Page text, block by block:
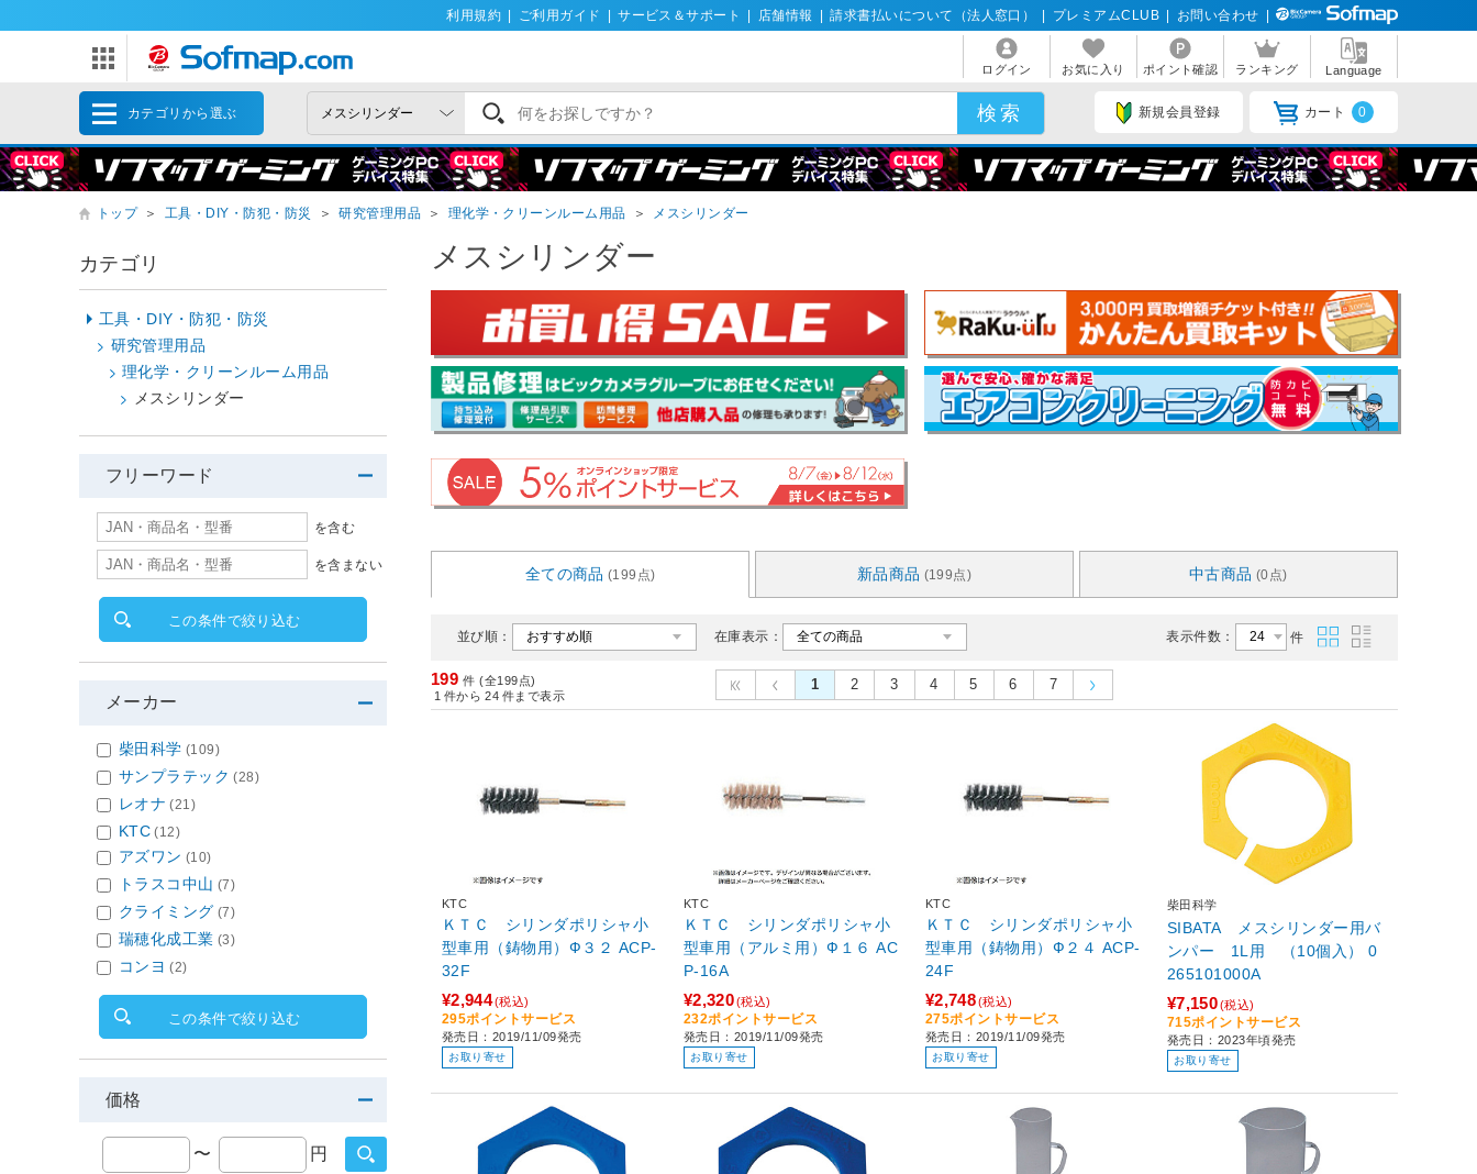
利用規約 ご利用ガイド サービス＆サポート 店舗情報 請求書払いについて（法人窓口） プレミアムCLUB お問い合わせ
ログイン お気に入り ポイント確認 ランキング Language
カテゴリから選ぶ 新規会員登録 カート 0
トップ ＞ 工具・DIY・防犯・防災 ＞ 研究管理用品 ＞ 理化学・クリーンルーム用品 ＞ メスシリンダー
メスシリンダー
全ての商品 (199点) 新品商品 (199点) 中古商品 (0点)
並び順： 在庫表示： 表示件数： 件
199 件 (全199点)
1 件から 24 件まで表示
1 2 3 4 5 6 7
KTC
ＫＴＣ シリンダポリシャ小
型車用（鋳物用）Ф３２ ACP-
32F
¥2,944(税込)
295ポイントサービス
発売日：2019/11/09発売
お取り寄せ
KTC
ＫＴＣ シリンダポリシャ小
型車用（アルミ用）Ф１６ AC
P-16A
¥2,320(税込)
232ポイントサービス
発売日：2019/11/09発売
お取り寄せ
KTC
ＫＴＣ シリンダポリシャ小
型車用（鋳物用）Ф２４ ACP-
24F
¥2,748(税込)
275ポイントサービス
発売日：2019/11/09発売
お取り寄せ
柴田科学
SIBATA メスシリンダー用バ
ンパー 1L用 （10個入） 0
265101000A
¥7,150(税込)
715ポイントサービス
発売日：2023年頃発売
お取り寄せ
カテゴリ
工具・DIY・防犯・防災
研究管理用品
理化学・クリーンルーム用品
メスシリンダー
フリーワード
を含む
を含まない
この条件で絞り込む
メーカー
柴田科学 (109)
サンプラテック (28)
レオナ (21)
KTC (12)
アズワン (10)
トラスコ中山 (7)
クライミング (7)
瑞穂化成工業 (3)
コンヨ (2)
この条件で絞り込む
価格
〜 円